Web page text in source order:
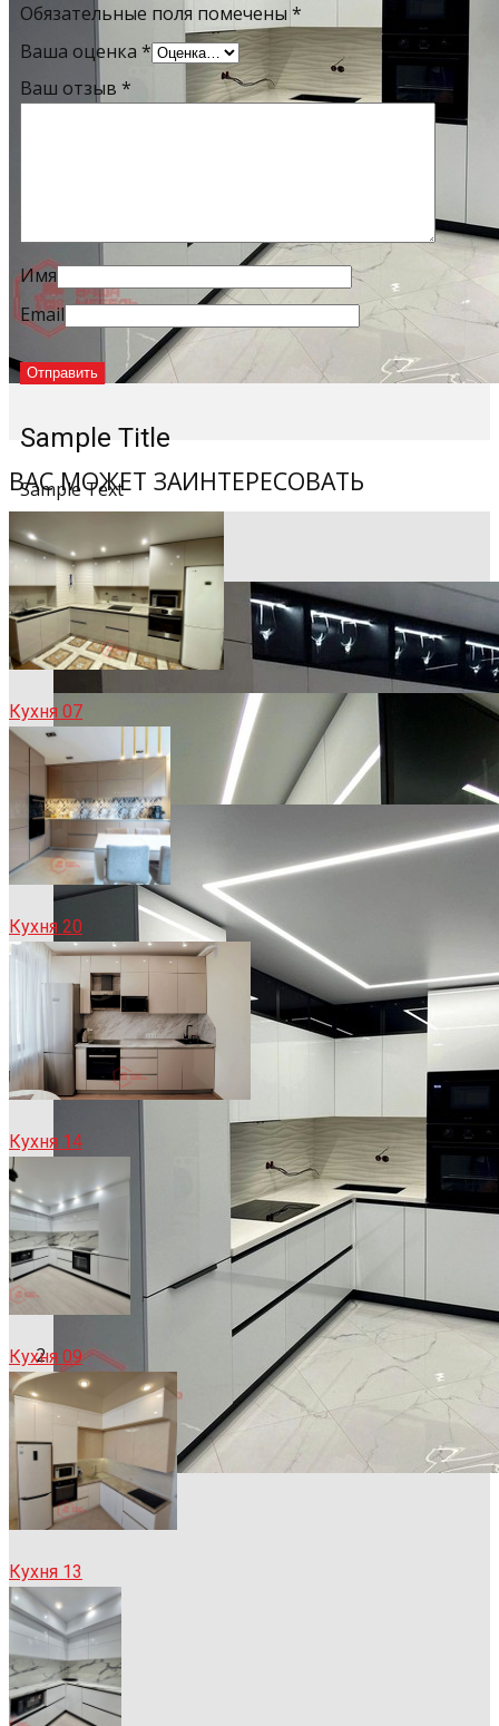
Sample Title
Sample Text
Обязательные поля помечены *
Ваша оценка *
Ваш отзыв *
Имя
Email
ВАС МОЖЕТ ЗАИНТЕРЕСОВАТЬ
Кухня 07
Кухня 20
Кухня 14
Кухня 09
Кухня 13